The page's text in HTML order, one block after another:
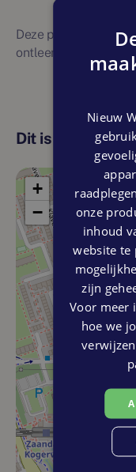
Deze planning is
ontleend worden aan
Dit is de locatie
+
−
Nieuw
onze
inhoud
website te
zijn
Voor meer
hoe we